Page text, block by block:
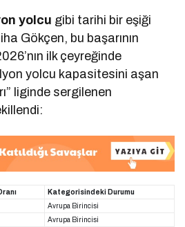
yolcu gibi tarihi bir eşiği
Gökçen, bu başarının
ilk çeyreğinde
yolcu kapasitesini aşan
liginde sergilenen
Kategorisindeki Durumu
Avrupa Birincisi
Avrupa Birincisi